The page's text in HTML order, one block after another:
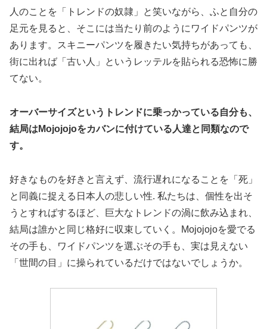
人のことを「トレンドの奴隷」と笑いながら、ふと自分の
足元を見ると、そこには当たり前のようにワイドパンツが
あります。スキニーパンツを履きたい気持ちがあっても、
街に出れば「古い人」というレッテルを貼られる恐怖に勝
てない。
オーバーサイズというトレンドに乗っかっている自分も、
結局はMojojojoをカバンに付けている人達と同類なので
す。
好きなものを好きと言えず、流行遅れになることを「死」
と同義に捉える日本人の悲しい性. 私たちは、個性を出そ
うとすればするほど、巨大なトレンドの渦に飲み込まれ、
結局は誰かと同じ格好に収束していく。Mojojojoを愛でる
その手も、ワイドパンツを選ぶその手も、実は見えない
「世間の目」に操られているだけではないでしょうか。